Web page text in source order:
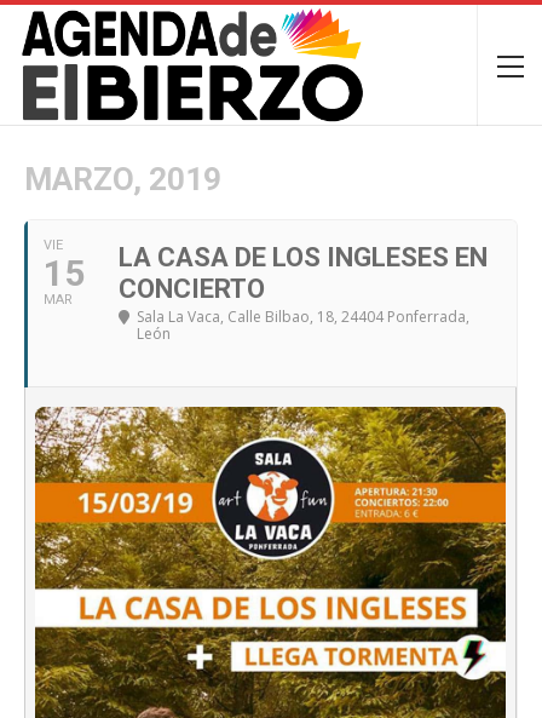
MARZO, 2019
VIE
15
MAR
LA CASA DE LOS INGLESES EN
CONCIERTO
Sala La Vaca, Calle Bilbao, 18, 24404 Ponferrada,
León